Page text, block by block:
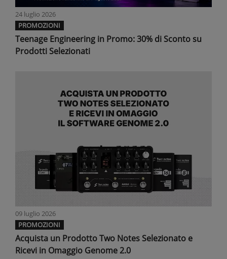
24 luglio 2026
PROMOZIONI
Teenage Engineering in Promo: 30% di Sconto su
Prodotti Selezionati
09 luglio 2026
PROMOZIONI
Acquista un Prodotto Two Notes Selezionato e
Ricevi in Omaggio Genome 2.0